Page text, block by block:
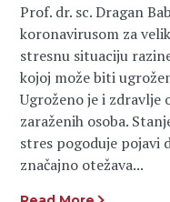
Prof. dr. sc. Dragan
koronavirusom za
stresnu situaciju
kojoj može biti
Ugroženo je i zdravlje
zaraženih osoba.
stres pogoduje pojavi
značajno otežava...